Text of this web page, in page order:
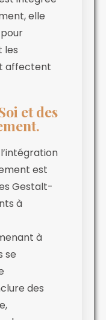
elle
les
affectent
et des
est
Gestalt-
à
à
se
des